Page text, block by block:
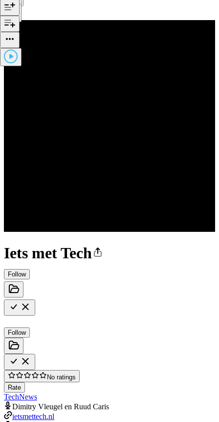
Iets met Tech
Follow
Follow
No ratings
Rate
TechNews
Dimitry Vleugel en Ruud Caris
ietsmettech.nl